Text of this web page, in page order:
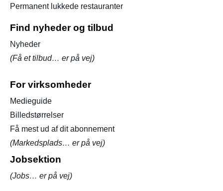
Permanent lukkede restauranter
Find nyheder og tilbud
Nyheder
(Få et tilbud… er på vej)
For virksomheder
Medieguide
Billedstørrelser
Få mest ud af dit abonnement
(Markedsplads… er på vej)
Jobsektion
(Jobs… er på vej)